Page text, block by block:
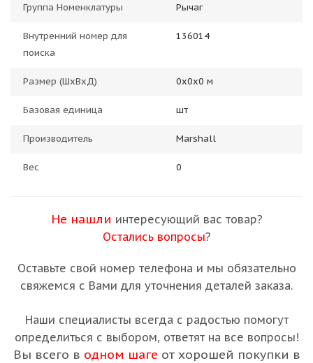
Группа Номенклатуры Рычаг
Внутренний номер для
поиска
136014
Размер (ШхВхД) 0х0х0 м
Базовая единица шт
Производитель Marshall
Вес 0
Не нашли интересующий вас товар?
Остались вопросы?
Оставьте свой номер телефона и мы обязательно
свяжемся с Вами для уточнения деталей заказа.
Наши специалисты всегда с радостью помогут
определиться с выбором, ответят на все вопросы!
Вы всего в одном шаге от хорошей покупки в